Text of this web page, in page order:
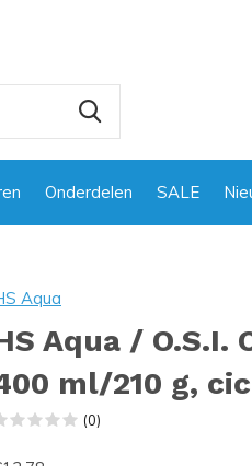
Onderdelen SALE
Aqua
Aqua /
ml/210 g,
(0)